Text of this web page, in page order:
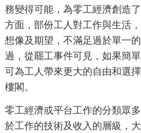
務變得可能，為零工經濟創造
方面，部份工人對工作與生活
想像及期望，不滿足過於單一
過，從罷工事件可見，如果簡
可為工人帶來更大的自由和選
樓閣。
零工經濟或平台工作的分類眾
於工作的技術及收入的層級，